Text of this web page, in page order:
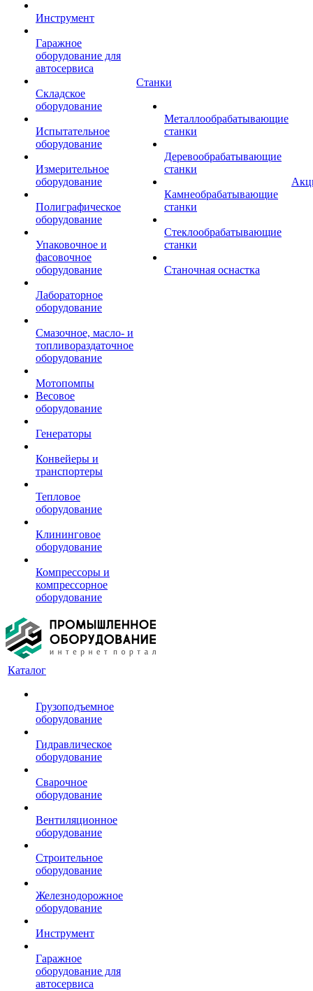
Инструмент
Гаражное
оборудование для
автосервиса
Складское
оборудование
Испытательное
оборудование
Измерительное
оборудование
Полиграфическое
оборудование
Упаковочное и
фасовочное
оборудование
Лабораторное
оборудование
Смазочное, масло- и
топливораздаточное
оборудование
Мотопомпы
Весовое
оборудование
Генераторы
Конвейеры и
транспортеры
Тепловое
оборудование
Клининговое
оборудование
Компрессоры и
компрессорное
оборудование
Станки
Металлообрабатывающие
станки
Деревообрабатывающие
станки
Камнеобрабатывающие
станки
Стеклообрабатывающие
станки
Станочная оснастка
Каталог
Грузоподъемное
оборудование
Гидравлическое
оборудование
Сварочное
оборудование
Вентиляционное
оборудование
Строительное
оборудование
Железнодорожное
оборудование
Инструмент
Гаражное
оборудование для
автосервиса